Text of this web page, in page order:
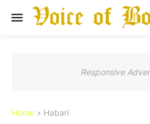
Responsive
Home Habari